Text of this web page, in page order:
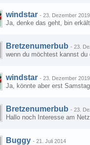
windstar - 23. Dezember 2019
Ja, denke das geht, bin
Bretzenumerbub - 23.
wenn du möchtest kannst
windstar - 23. Dezember 2019
Ja, könnte aber erst
Bretzenumerbub - 23.
Hallo noch Interesse am
Buggy - 21. Juli 2014